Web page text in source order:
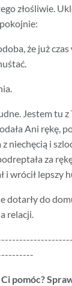
złośliwie.
że już czas
Jestem tu z
Ani rękę,
niechęcią i
za
i wrócił lepszy
dotarły do
relacji.
pomóc?